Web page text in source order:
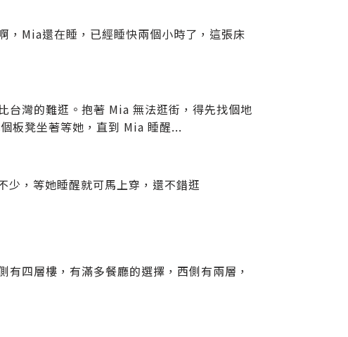
，Mia還在睡，已經睡快兩個小時了，這張床
台灣的難逛。抱著 Mia 無法逛街，得先找個地
板凳坐著等她，直到 Mia 睡醒...
少，等她睡醒就可馬上穿，還不錯逛
四層樓，有滿多餐廳的選擇，西側有兩層，